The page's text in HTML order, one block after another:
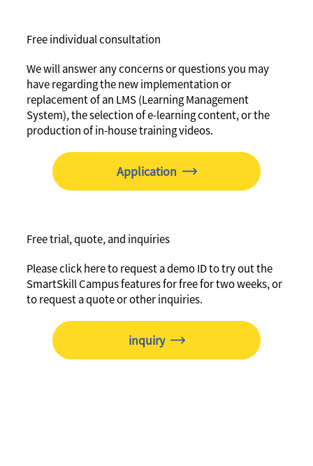
Free individual consultation
We will answer any concerns or questions you may
have regarding the new implementation or
replacement of an LMS (Learning Management
System), the selection of e-learning content, or the
production of in-house training videos.
Application
Free trial, quote, and inquiries
Please click here to request a demo ID to try out the
SmartSkill Campus features for free for two weeks, or
to request a quote or other inquiries.
inquiry